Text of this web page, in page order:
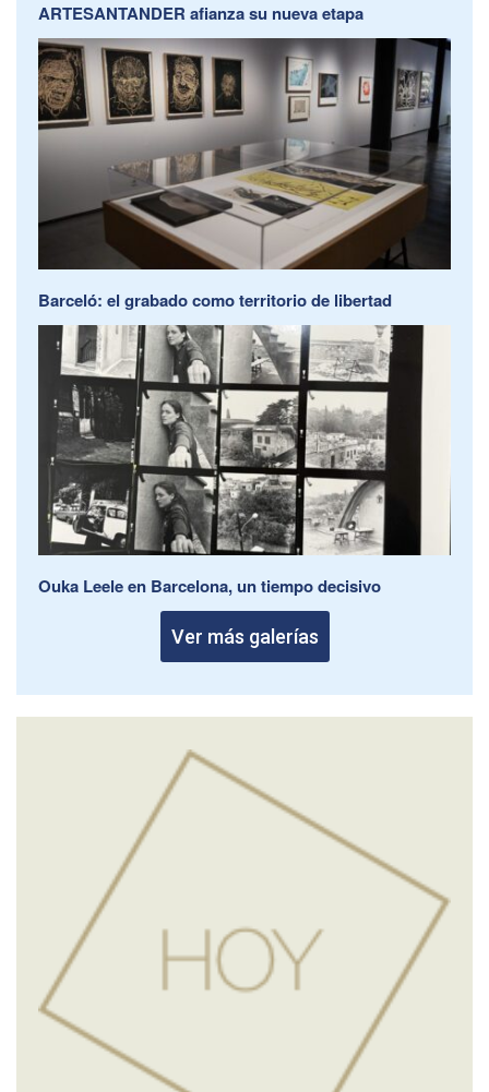
ARTESANTANDER afianza su nueva etapa
Barceló: el grabado como territorio de libertad
Ouka Leele en Barcelona, un tiempo decisivo
Ver más galerías